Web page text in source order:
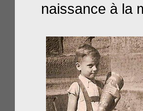
naissance à la